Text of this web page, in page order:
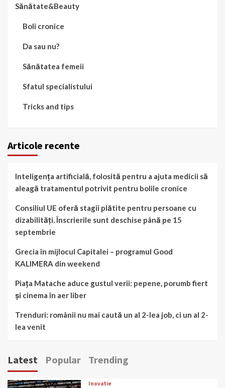
Sănătate&Beauty
Boli cronice
Da sau nu?
Sănătatea femeii
Sfatul specialistului
Tricks and tips
Articole recente
Inteligența artificială, folosită pentru a ajuta medicii să
aleagă tratamentul potrivit pentru bolile cronice
Consiliul UE oferă stagii plătite pentru persoane cu
dizabilități. Înscrierile sunt deschise până pe 15
septembrie
Grecia în mijlocul Capitalei – programul Good
KALIMERA din weekend
Piața Matache aduce gustul verii: pepene, porumb fiert
și cinema în aer liber
Trenduri: românii nu mai caută un al 2-lea job, ci un al 2-
lea venit
Latest Popular Trending
Inovatie